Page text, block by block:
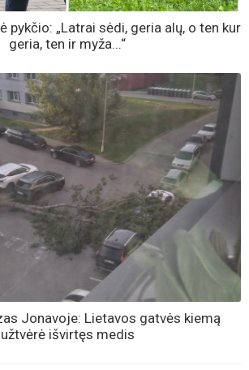
pykčio: „Latrai sėdi, geria alų, o ten kur
geria, ten ir myža...“
Jonavoje: Lietavos gatvės kiemą
užtvėrė išvirtęs medis